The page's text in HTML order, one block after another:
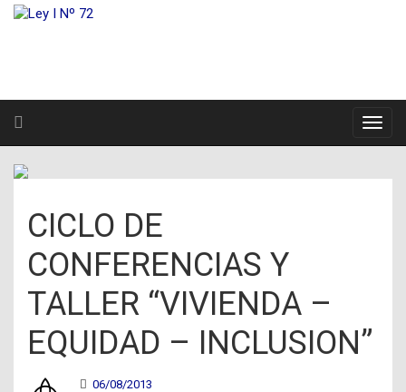
CICLO DE
CONFERENCIAS Y
TALLER “VIVIENDA –
EQUIDAD – INCLUSION”
06/08/2013